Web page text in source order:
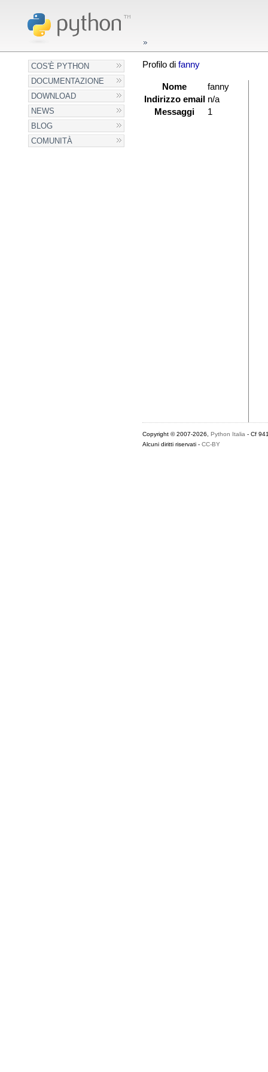
COS'È PYTHON
DOCUMENTAZIONE
DOWNLOAD
NEWS
BLOG
COMUNITÀ
Profilo di fanny
Nome
fanny
Indirizzo email n/a
Messaggi
1
Copyright © 2007-2026, Python Italia - Cf
Alcuni diritti riservati - CC-BY